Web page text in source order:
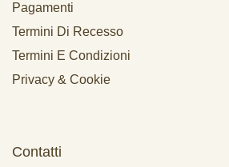
Pagamenti
Termini Di Recesso
Termini E Condizioni
Privacy & Cookie
Contatti